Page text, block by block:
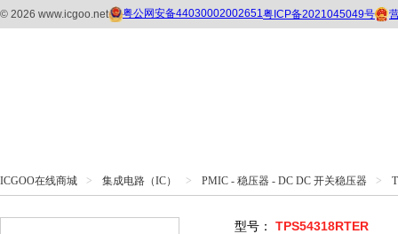
ICGOO在线商城 > 集成电路（IC） > PMIC - 稳压器 - DC DC 开关稳压器 >
型号： TPS54318RTER